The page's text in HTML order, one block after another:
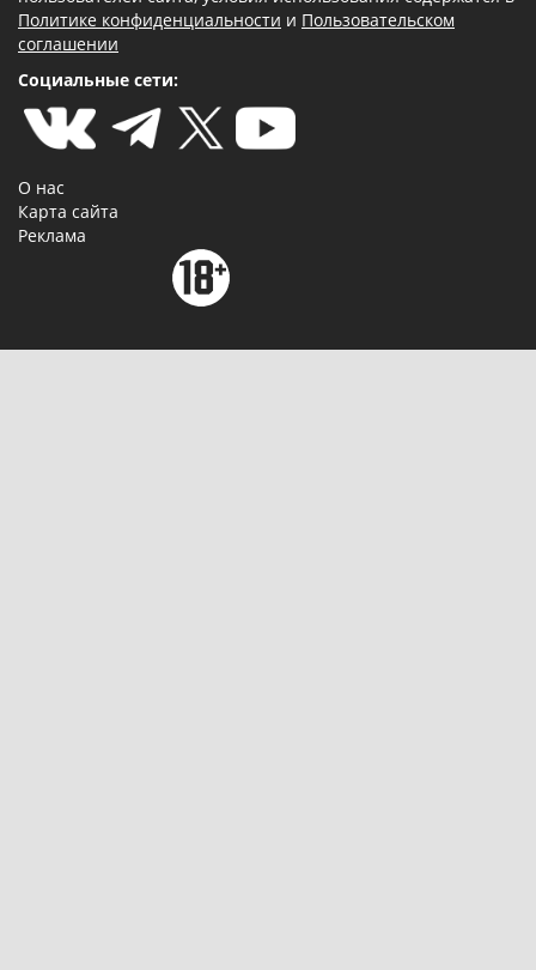
Политике конфиденциальности и Пользовательском
соглашении
Социальные сети:
О нас
Карта сайта
Реклама